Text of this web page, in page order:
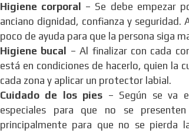
Higiene corporal
– Se debe empezar
anciano dignidad, confianza y seguridad.
poco de ayuda para que la persona siga
Higiene bucal – Al finalizar con cada
está en condiciones de hacerlo, quien la
cada zona y aplicar un protector labial.
Cuidado de los pies – Según se va
especiales para que no se
principalmente para que no se pierda